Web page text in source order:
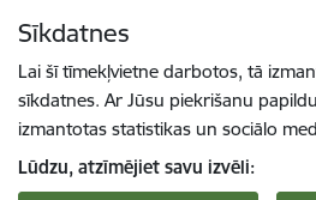
Sīkdatnes
Lai šī tīmekļvietne darbotos, tā
sīkdatnes. Ar Jūsu piekrišanu
izmantotas statistikas un sociālo
Lūdzu, atzīmējiet savu izvēli: